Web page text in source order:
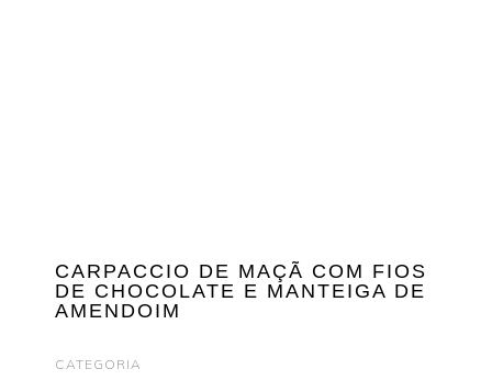
CARPACCIO DE MAÇÃ COM FIOS
DE CHOCOLATE E MANTEIGA DE
AMENDOIM
CATEGORIA